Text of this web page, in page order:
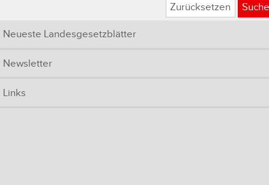
Zurücksetzen
Neueste Landesgesetzblätter
Newsletter
Links